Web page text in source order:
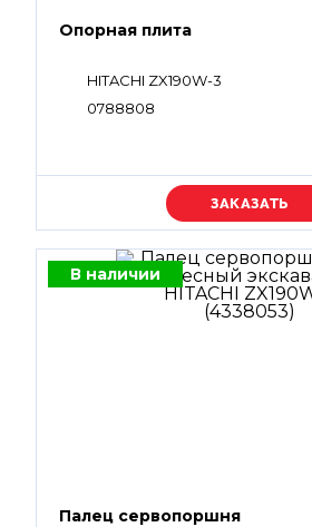
Опорная плита
HITACHI ZX190W-3
0788808
Уточняйте цену
В наличии
Палец сервопоршня